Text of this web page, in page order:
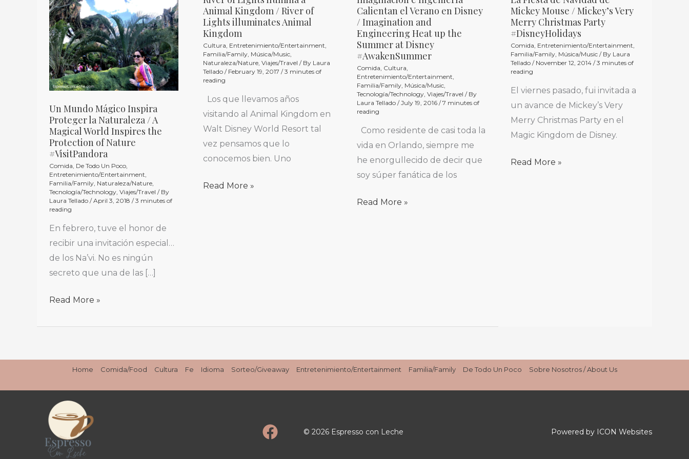
Un Mundo Mágico Inspira
Proteger la Naturaleza / A
Magical World Inspires the
Protection of Nature
#VisitPandora
Comida De Todo Un Poco
Entretenimiento/Entertainment
Familia/Family Naturaleza/Nature
Tecnología/Technology Viajes/Travel / By
Laura Tellado /April 3, 2018 /3 minutes of
reading
En febrero, tuve el honor de
recibir una invitación especial…
de los Na’vi. No es ningún
secreto que una de las […]
Mundo
Mágico
Inspira
Proteger
la
Naturaleza
/
A
Magical
World
Inspires
the
Protection
of
Nature
#VisitPandora
Read More »
Animal Kingdom / River of
Lights illuminates Animal
Kingdom
Cultura Entretenimiento/Entertainment
Familia/Family Música/Music
Naturaleza/Nature Viajes/Travel / By Laura
Tellado / February 19, 2017 /3 minutes of
reading
Los que llevamos años
visitando al Animal Kingdom en
Walt Disney World Resort tal
vez pensamos que lo
conocemos bien. Uno
of
Lights
ilumina
a
Animal
River
of
Lights
illuminates
Read More »
Calientan el Verano en Disney
/ Imagination and
Engineering Heat up the
Summer at Disney
#AwakenSummer
Comida Cultura
Entretenimiento/Entertainment
Familia/Family Música/Music
Tecnología/Technology Viajes/Travel / By
Laura Tellado /July 19, 2016 /7 minutes of
reading
Como residente de casi toda la
vida en Orlando, siempre me
he enorgullecido de decir que
soy súper fanática de los
e
Ingeniería
Calientan
el
Verano
en
Disney
Imagination
and
Engineering
Heat
Read More »
Mickey Mouse / Mickey’s Very
Merry Christmas Party
#DisneyHolidays
Comida Entretenimiento/Entertainment
Familia/Family Música/Music / By Laura
Tellado / November 12, 2014 /3 minutes of
reading
El viernes pasado, fui invitada a
un avance de Mickey’s Very
Merry Christmas Party en el
Magic Kingdom de Disney.
Fiesta
de
Navidad
de
Mickey
Mouse
/
Mickey’s
Very
Christmas
Read More »
Home Comida/Food Cultura Fe Idioma Sorteo/Giveaway Entretenimiento/Entertainment Familia/Family De Todo Un Poco Sobre Nosotros / About Us
© 2026 Espresso con Leche Powered by ICON Websites